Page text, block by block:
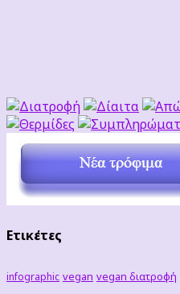
Ετικέτες
infographic vegan vegan διατροφή